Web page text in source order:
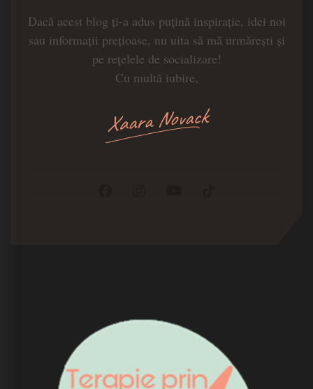
Dacă acest blog ți-a adus puțină inspirație, idei noi
sau informații prețioase, nu uita să mă urmărești și
pe rețelele de socializare!
Cu multă iubire,
Xaara Novack